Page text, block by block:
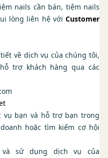
nails cần bán, tiệm nails
lòng liên hệ với Customer
về dịch vụ của chúng tôi,
trợ khách hàng qua các
vụ bạn và hỗ trợ bạn trong
hoặc tìm kiếm cơ hội
sử dụng dịch vụ của